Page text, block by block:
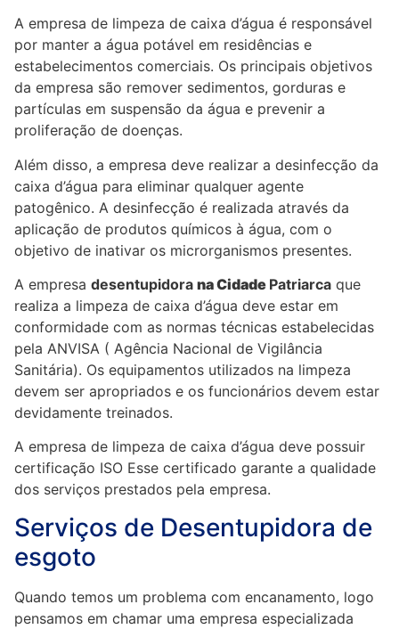
A empresa de limpeza de caixa d’água é responsável
por manter a água potável em residências e
estabelecimentos comerciais. Os principais objetivos
da empresa são remover sedimentos, gorduras e
partículas em suspensão da água e prevenir a
proliferação de doenças.
Além disso, a empresa deve realizar a desinfecção da
caixa d’água para eliminar qualquer agente
patogênico. A desinfecção é realizada através da
aplicação de produtos químicos à água, com o
objetivo de inativar os microrganismos presentes.
A empresa desentupidora na Cidade Patriarca que
realiza a limpeza de caixa d’água deve estar em
conformidade com as normas técnicas estabelecidas
pela ANVISA ( Agência Nacional de Vigilância
Sanitária). Os equipamentos utilizados na limpeza
devem ser apropriados e os funcionários devem estar
devidamente treinados.
A empresa de limpeza de caixa d’água deve possuir
certificação ISO Esse certificado garante a qualidade
dos serviços prestados pela empresa.
Serviços de Desentupidora de
esgoto
Quando temos um problema com encanamento, logo
pensamos em chamar uma empresa especializada